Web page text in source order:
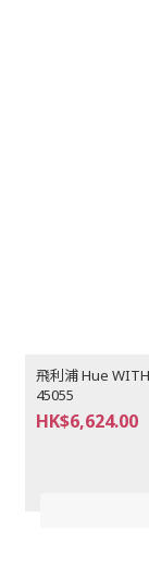
飛利浦 Hue
45055
HK$6,624.00